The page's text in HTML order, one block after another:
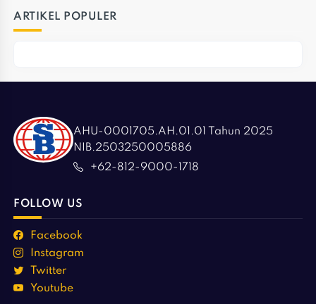
ARTIKEL POPULER
AHU-0001705.AH.01.01 Tahun 2025
NIB.2503250005886
+62-812-9000-1718
FOLLOW US
Facebook
Instagram
Twitter
Youtube